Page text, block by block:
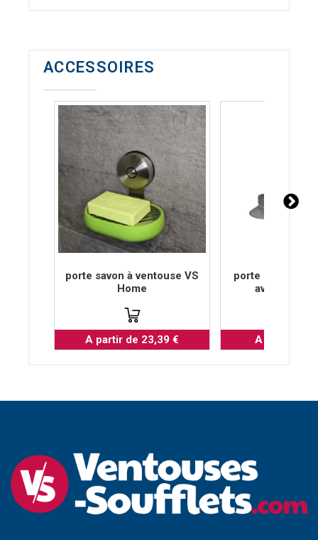
ACCESSOIRES
porte savon à ventouse VS
Home
A partir de 23,39 €
porte savon
avec aimant
A partir de